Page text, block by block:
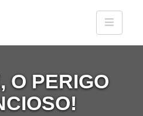
O PERIGO